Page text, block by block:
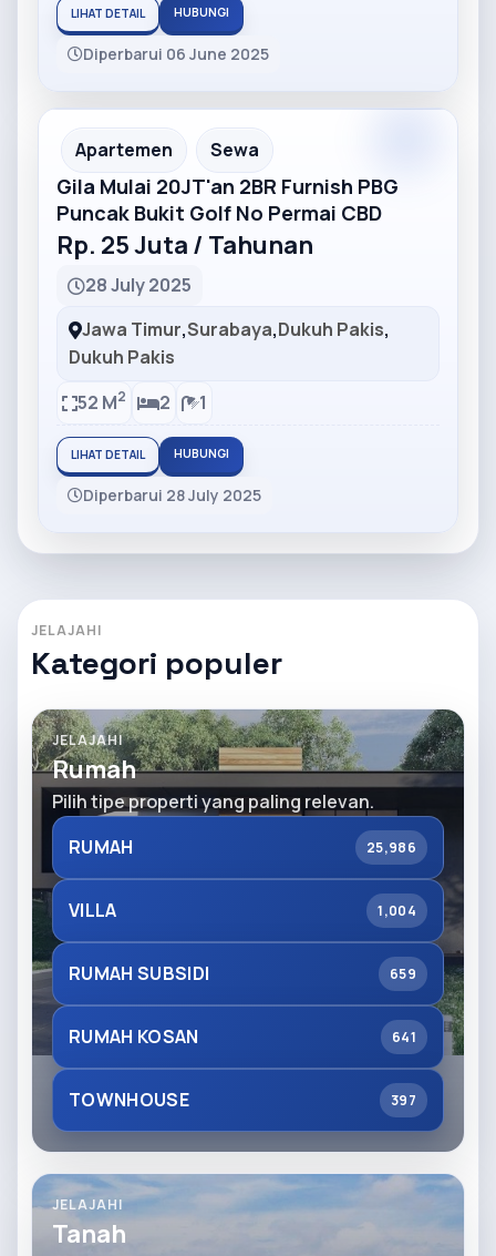
LIHAT DETAIL HUBUNGI
Diperbarui 06 June 2025
Partner Ad
Apartemen Sewa
Gila Mulai 20JT'an 2BR Furnish PBG
Puncak Bukit Golf No Permai CBD
Rp. 25 Juta / Tahunan
28 July 2025
Jawa Timur,Surabaya,Dukuh Pakis,
Dukuh Pakis
52 M2 2 1
LIHAT DETAIL HUBUNGI
Diperbarui 28 July 2025
JELAJAHI
Kategori populer
JELAJAHI
Rumah
Pilih tipe properti yang paling relevan.
RUMAH
25,986
VILLA 1,004
RUMAH SUBSIDI 659
RUMAH KOSAN 641
TOWNHOUSE 397
JELAJAHI
Tanah